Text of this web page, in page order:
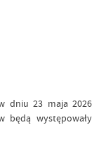
dniu 23 maja 2026
będą występowały